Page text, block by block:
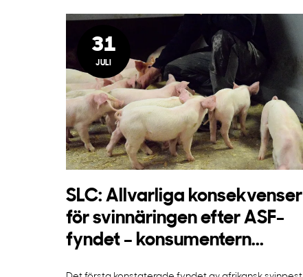
31
JULI
SLC: Allvarliga konsekvenser
för svinnäringen efter ASF-
fyndet – konsumentern...